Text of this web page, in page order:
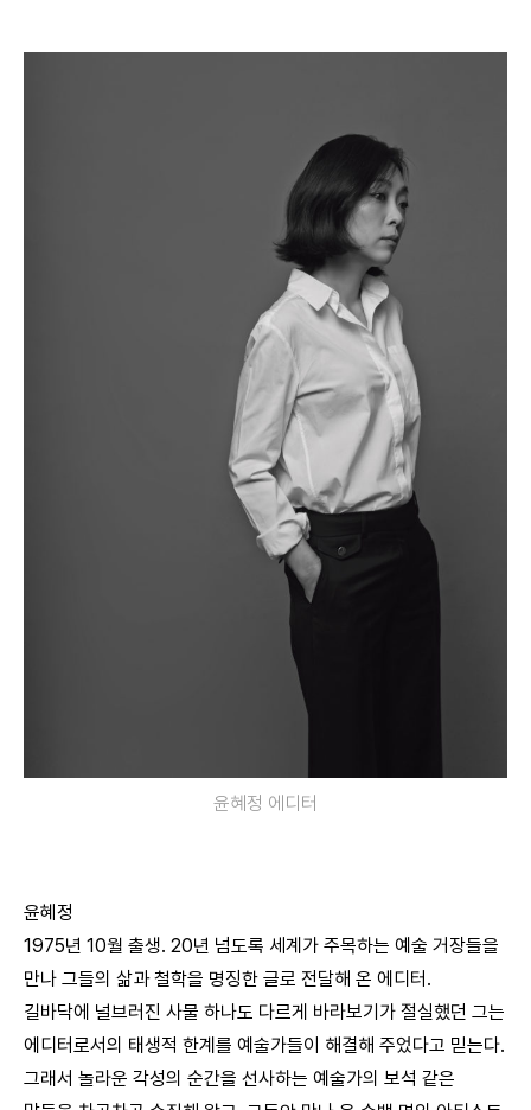
윤혜정 에디터
윤혜정
1975년 10월 출생. 20년 넘도록 세계가 주목하는 예술 거장들을
만나 그들의 삶과 철학을 명징한 글로 전달해 온 에디터.
길바닥에 널브러진 사물 하나도 다르게 바라보기가 절실했던 그는
에디터로서의 태생적 한계를 예술가들이 해결해 주었다고 믿는다.
그래서 놀라운 각성의 순간을 선사하는 예술가의 보석 같은